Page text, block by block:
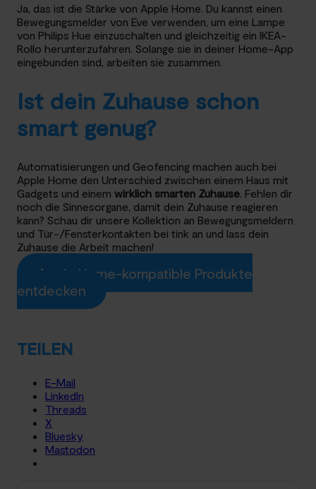
Ja, das ist die Stärke von Apple Home. Du kannst einen
Bewegungsmelder von Eve verwenden, um eine Lampe
von Philips Hue einzuschalten und gleichzeitig ein IKEA-
Rollo herunterzufahren. Solange sie in deiner Home-App
eingebunden sind, arbeiten sie zusammen.
Ist dein Zuhause schon
smart genug?
Automatisierungen und Geofencing machen auch bei
Apple Home den Unterschied zwischen einem Haus mit
Gadgets und einem wirklich smarten Zuhause . Fehlen dir
noch die Sinnesorgane, damit dein Zuhause reagieren
kann? Schau dir unsere Kollektion an Bewegungsmeldern
und Tür-/Fensterkontakten bei tink an und lass dein
Zuhause die Arbeit machen!
Apple Home-kompatible Produkte
entdecken
TEILEN
E-Mail
LinkedIn
Threads
X
Bluesky
Mastodon